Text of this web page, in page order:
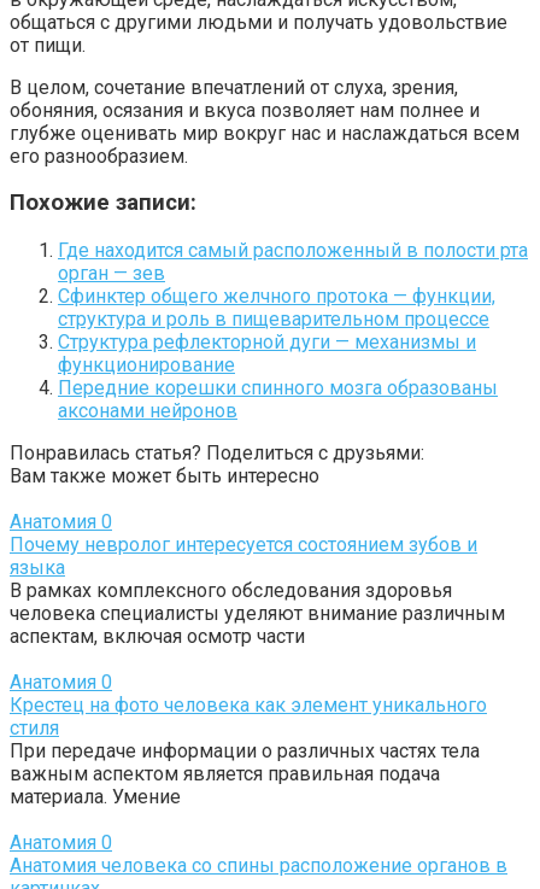
общаться с другими людьми и получать удовольствие
от пищи.
В целом, сочетание впечатлений от слуха, зрения,
обоняния, осязания и вкуса позволяет нам полнее и
глубже оценивать мир вокруг нас и наслаждаться всем
его разнообразием.
Похожие записи:
Где находится самый расположенный в полости рта
орган — зев
Сфинктер общего желчного протока — функции,
структура и роль в пищеварительном процессе
Структура рефлекторной дуги — механизмы и
функционирование
Передние корешки спинного мозга образованы
аксонами нейронов
Понравилась статья? Поделиться с друзьями:
Вам также может быть интересно
Анатомия 0
Почему невролог интересуется состоянием зубов и
языка
В рамках комплексного обследования здоровья
человека специалисты уделяют внимание различным
аспектам, включая осмотр части
Анатомия 0
Крестец на фото человека как элемент уникального
стиля
При передаче информации о различных частях тела
важным аспектом является правильная подача
материала. Умение
Анатомия 0
Анатомия человека со спины расположение органов в